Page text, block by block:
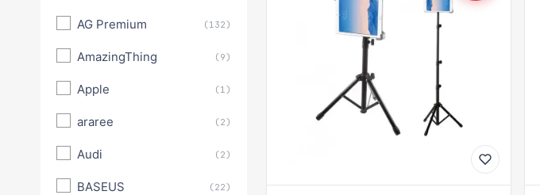
AG Premium (132)
AmazingThing (9)
Apple (1)
araree (2)
Audi (2)
BASEUS (22)